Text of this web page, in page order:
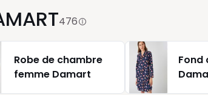
476
Robe de chambre
femme Damart
Fond